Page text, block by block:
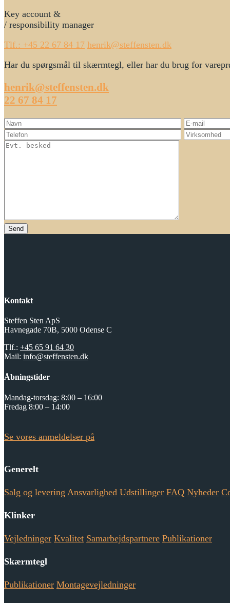
Key account &
/ responsibility manager
Tlf.: +45 22 67 84 17 henrik@steffensten.dk
Har du spørgsmål til skærmtegl, eller har du brug for
henrik@steffensten.dk
22 67 84 17
Send
Kontakt
Steffen Sten ApS
Havnegade 70B, 5000 Odense C
Tlf.: +45 65 91 64 30
Mail: info@steffensten.dk
Åbningstider
Mandag-torsdag: 8:00 – 16:00
Fredag 8:00 – 14:00
Se vores anmeldelser på
Generelt
Salg og levering Ansvarlighed Udstillinger FAQ Nyheder
Klinker
Vejledninger Kvalitet Samarbejdspartnere Publikationer
Skærmtegl
Publikationer Montagevejledninger